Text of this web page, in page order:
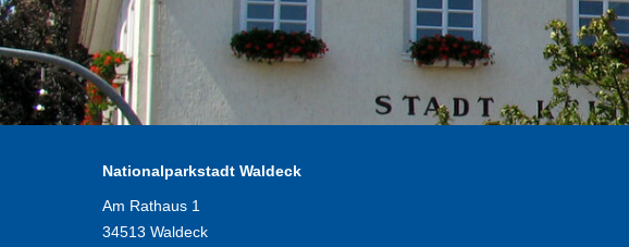
Nationalparkstadt Waldeck
Am Rathaus 1
34513 Waldeck